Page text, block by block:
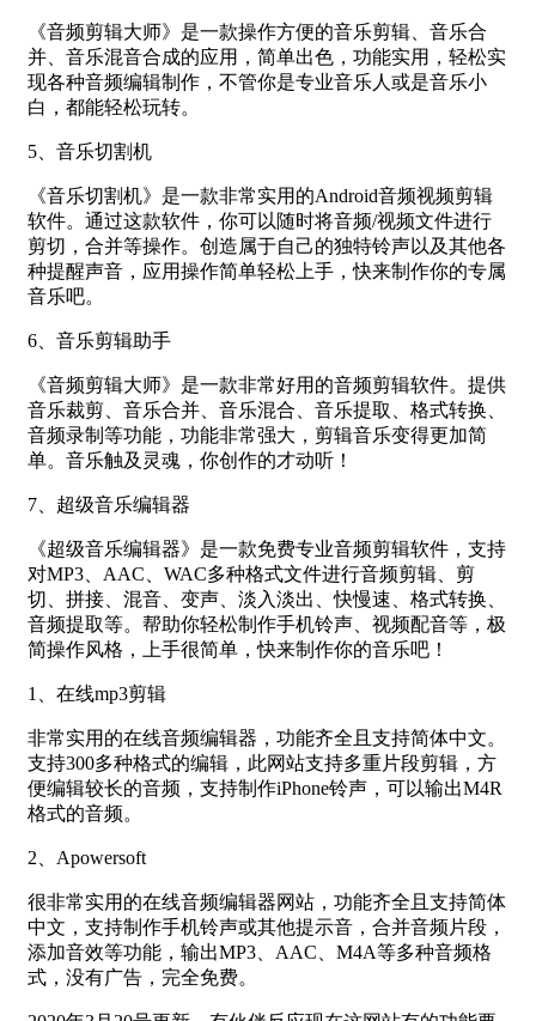
《音频剪辑大师》是一款操作方便的音乐剪辑、音乐合
并、音乐混音合成的应用，简单出色，功能实用，轻松实
现各种音频编辑制作，不管你是专业音乐人或是音乐小
白，都能轻松玩转。
5、音乐切割机
《音乐切割机》是一款非常实用的Android音频视频剪辑
软件。通过这款软件，你可以随时将音频/视频文件进行
剪切，合并等操作。创造属于自己的独特铃声以及其他各
种提醒声音，应用操作简单轻松上手，快来制作你的专属
音乐吧。
6、音乐剪辑助手
《音频剪辑大师》是一款非常好用的音频剪辑软件。提供
音乐裁剪、音乐合并、音乐混合、音乐提取、格式转换、
音频录制等功能，功能非常强大，剪辑音乐变得更加简
单。音乐触及灵魂，你创作的才动听！
7、超级音乐编辑器
《超级音乐编辑器》是一款免费专业音频剪辑软件，支持
对MP3、AAC、WAC多种格式文件进行音频剪辑、剪
切、拼接、混音、变声、淡入淡出、快慢速、格式转换、
音频提取等。帮助你轻松制作手机铃声、视频配音等，极
简操作风格，上手很简单，快来制作你的音乐吧！
1、在线mp3剪辑
非常实用的在线音频编辑器，功能齐全且支持简体中文。
支持300多种格式的编辑，此网站支持多重片段剪辑，方
便编辑较长的音频，支持制作iPhone铃声，可以输出M4R
格式的音频。
2、Apowersoft
很非常实用的在线音频编辑器网站，功能齐全且支持简体
中文，支持制作手机铃声或其他提示音，合并音频片段，
添加音效等功能，输出MP3、AAC、M4A等多种音频格
式，没有广告，完全免费。